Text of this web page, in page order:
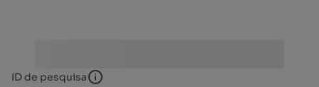
ID de pesquisa ID de pesquisa